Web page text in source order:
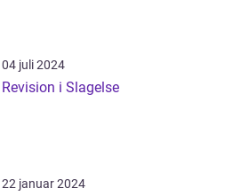
04 juli 2024
Revision i Slagelse
22 januar 2024